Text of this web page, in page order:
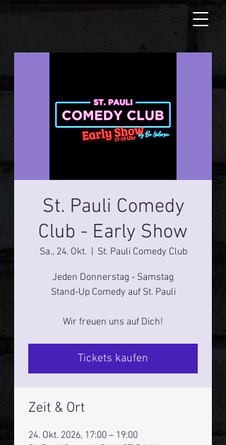
St. Pauli Comedy
Club - Early Show
Sa., 24. Okt. St. Pauli Comedy Club
Jeden Donnerstag - Samstag
Stand-Up Comedy auf St. Pauli
Wir freuen uns auf Dich!
Tickets kaufen
Zeit & Ort
24. Okt. 2026, 17:00 – 19:00